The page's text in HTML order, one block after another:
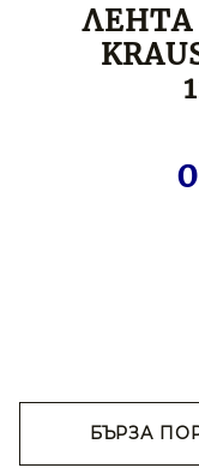
ЛЕНТА
0
БЪРЗА
Съгласен